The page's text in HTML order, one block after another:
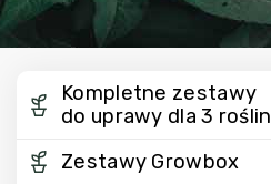
Kompletne zestawy
do uprawy dla 3 roślin
Zestawy Growbox